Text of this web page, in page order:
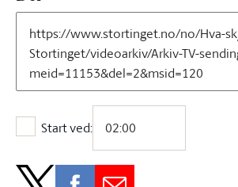
Start ved:
Start ved: